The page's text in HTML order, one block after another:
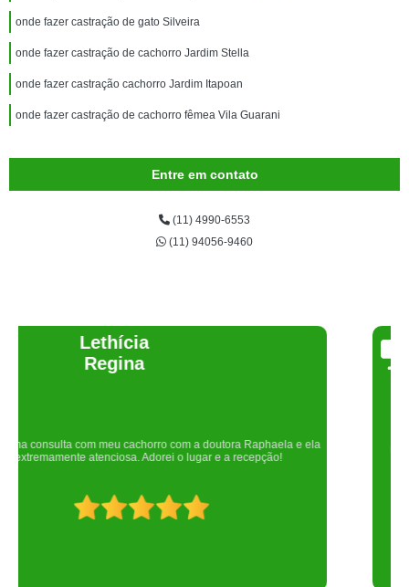
onde fazer castração de gato Silveira
onde fazer castração de cachorro Jardim Stella
onde fazer castração cachorro Jardim Itapoan
onde fazer castração de cachorro fêmea Vila Guarani
Entre em contato
(11) 4990-6553
(11) 94056-9460
Joelma Lilian
Um lugar maravilhoso. Sempre serei grata pelo que fizeram por nós!